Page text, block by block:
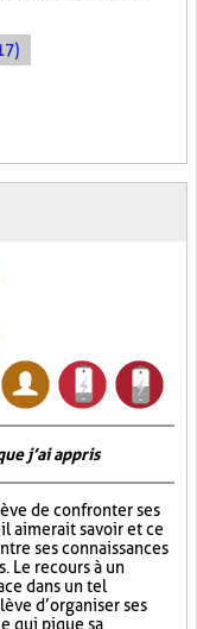
j’ai appris
de confronter ses
aimerait savoir et ce
ses connaissances
Le recours à un
dans un tel
d’organiser ses
qui pique sa